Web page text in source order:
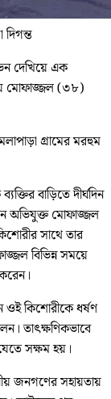
দিগন্ত
দেখিয়ে এক
মোফাজ্জল (৩৮)
গ্রামের মরহুম
বাড়িতে দীর্ঘদিন
অভিযুক্ত মোফাজ্জল
সাথে তার
বিভিন্ন সময়ে
কিশোরীকে ধর্ষণ
তাৎক্ষণিকভাবে
সক্ষম হয়।
জনগণের সহায়তায়